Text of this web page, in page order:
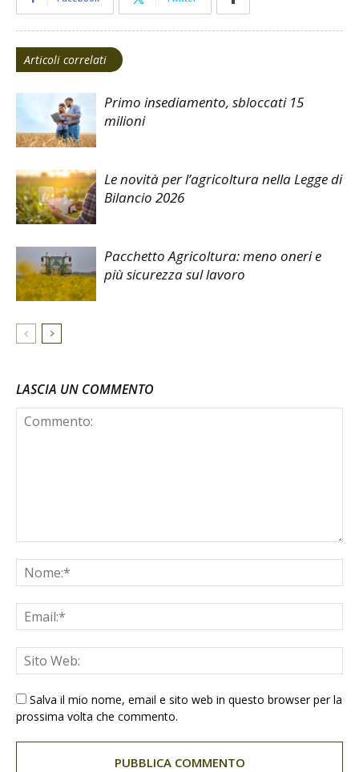
Articoli correlati
Primo insediamento, sbloccati 15
milioni
Le novità per l’agricoltura nella Legge di
Bilancio 2026
Pacchetto Agricoltura: meno oneri e
più sicurezza sul lavoro
LASCIA UN COMMENTO
Salva il mio nome, email e sito web in questo browser per la
prossima volta che commento.